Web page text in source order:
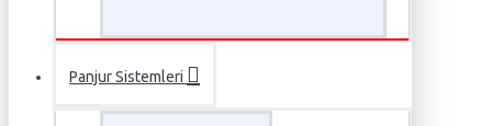
Panjur Sistemleri